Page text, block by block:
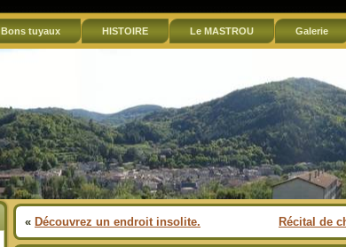
Bons tuyaux HISTOIRE Le MASTROU Galerie
« Découvrez un endroit insolite. Récital de